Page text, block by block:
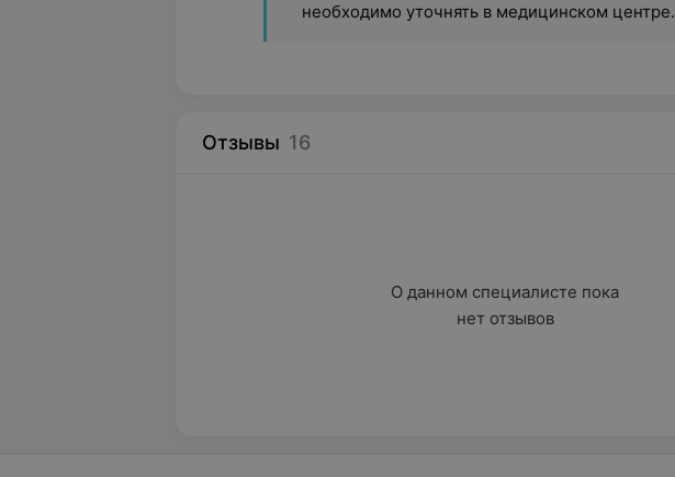
необходимо уточнять в медицинском центре.
Отзывы 16
О данном специалисте пока
нет отзывов